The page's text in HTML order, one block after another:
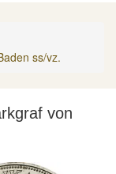
ss/vz.
von